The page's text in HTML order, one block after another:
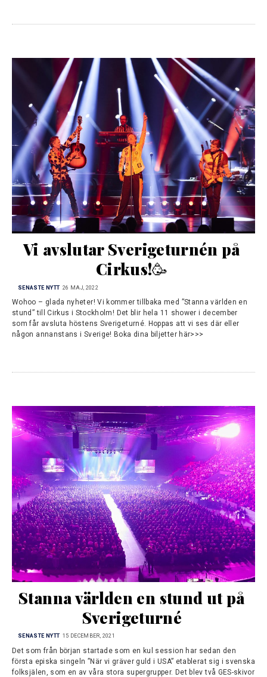
Vi avslutar Sverigeturnén på
Cirkus!🥳
SENASTE NYTT 26 MAJ, 2022
Wohoo – glada nyheter! Vi kommer tillbaka med ”Stanna världen en
stund” till Cirkus i Stockholm! Det blir hela 11 shower i december
som får avsluta höstens Sverigeturné. Hoppas att vi ses där eller
någon annanstans i Sverige! Boka dina biljetter här>>>
Stanna världen en stund ut på
Sverigeturné
SENASTE NYTT 15 DECEMBER, 2021
Det som från början startade som en kul session har sedan den
första episka singeln ”När vi gräver guld i USA” etablerat sig i svenska
folksjälen, som en av våra stora supergrupper. Det blev två GES-skivor